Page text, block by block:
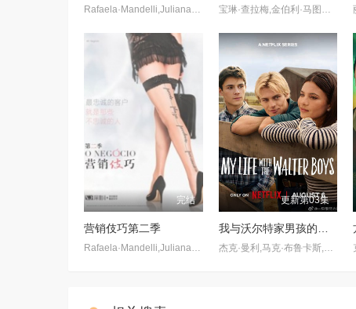
Rafaela·Mandelli,Juliana·Schalch,Michelle·Batista,João·Gabriel·Vasconcellos,Gabriel·Godoy,Guilherme·Weber 宝琳·查拉梅,金伯利·马图拉,米多莉·弗朗西斯,劳伦·斯宾瑟,史蒂芬·瓜里诺,卡维·拉德尼尔,马特·马洛伊,嘉文·莱特伍德,肯尼迪·利·斯洛克姆,马修·戈尔德,莱西·哈特塞尔,罗布·许贝尔,莱克斯·金,佩吉·陆,雪莉·谢波德,妮可·沙利文,吉利安·阿美娜特
完结
营销伎巧第二季
更新第03集